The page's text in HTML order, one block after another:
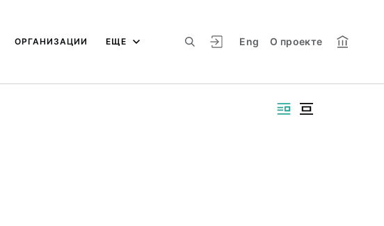
Eng О проекте
ОРГАНИЗАЦИИ ЕЩЕ